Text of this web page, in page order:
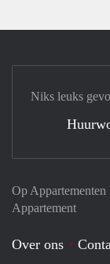
Op
Appartement
Over ons
Niks leuks